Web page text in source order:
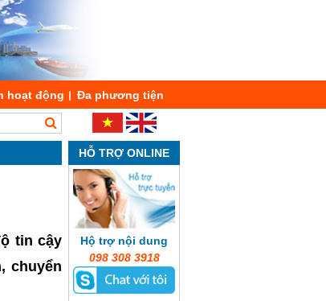
hoạt động Đa phương tiện
tin cậy
chuyển
HỖ TRỢ ONLINE
Hộ trợ nội dung
098 308 3918